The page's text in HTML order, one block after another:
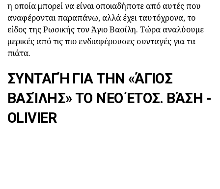
η οποία μπορεί να είναι οποιαδήποτε από αυτές που
αναφέρονται παραπάνω, αλλά έχει ταυτόχρονα, το
είδος της Ρωσικής τον Άγιο Βασίλη. Τώρα αναλύουμε
μερικές από τις πιο ενδιαφέρουσες συνταγές για τα
πιάτα.
ΣΥΝΤΑΓΉ ΓΙΑ ΤΗΝ «ΆΓΙΟΣ
ΒΑΣΊΛΗΣ» ΤΟ ΝΈΟ ΈΤΟΣ. ΒΆΣΗ -
OLIVIER